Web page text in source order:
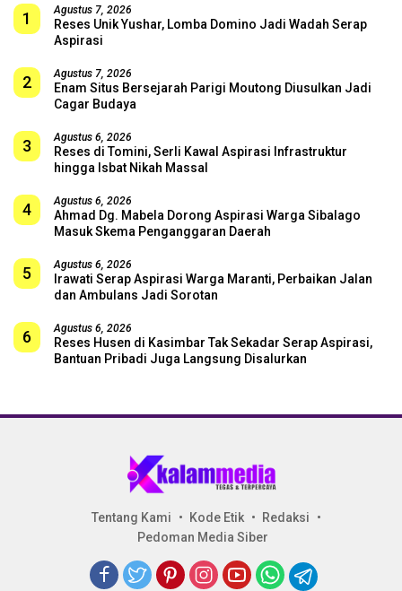
1 Agustus 7, 2026
Reses Unik Yushar, Lomba Domino Jadi Wadah Serap
Aspirasi
2 Agustus 7, 2026
Enam Situs Bersejarah Parigi Moutong Diusulkan Jadi
Cagar Budaya
3 Agustus 6, 2026
Reses di Tomini, Serli Kawal Aspirasi Infrastruktur
hingga Isbat Nikah Massal
4 Agustus 6, 2026
Ahmad Dg. Mabela Dorong Aspirasi Warga Sibalago
Masuk Skema Penganggaran Daerah
5 Agustus 6, 2026
Irawati Serap Aspirasi Warga Maranti, Perbaikan Jalan
dan Ambulans Jadi Sorotan
6 Agustus 6, 2026
Reses Husen di Kasimbar Tak Sekadar Serap Aspirasi,
Bantuan Pribadi Juga Langsung Disalurkan
Tentang Kami Kode Etik
Redaksi
Pedoman Media Siber